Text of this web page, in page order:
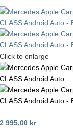
Click to enlarge
2 995,00 kr